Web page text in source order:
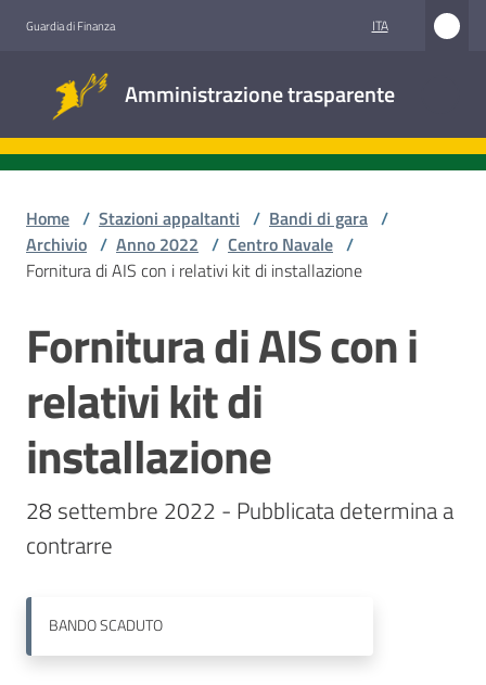
Guardia di Finanza ITA
Amministrazione trasparente
trasparente
Stazioni
appaltanti
Contatti
Home / Stazioni appaltanti / Bandi di gara /
Archivio / Anno 2022 / Centro Navale /
Fornitura di AIS con i relativi kit di installazione
Salta al contenuto
Fornitura di AIS con i
relativi kit di
installazione
28 settembre 2022 - Pubblicata determina a
contrarre
BANDOSCADUTO